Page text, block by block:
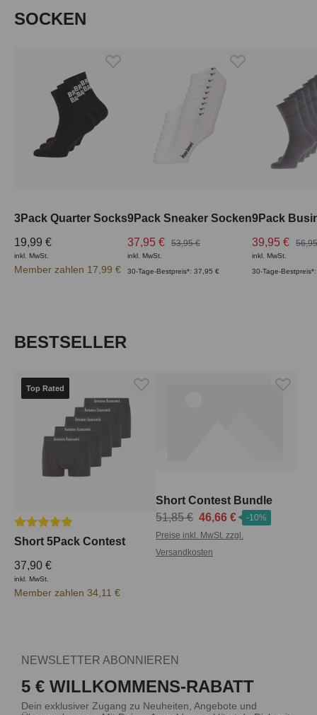
Produktgalerie überspringen
SOCKEN
3Pack Quarter Socks
19,99 €
inkl. MwSt.
Member zahlen 17,99 €
9Pack Sneaker Socken
37,95 €
53,95 €
inkl. MwSt.
30-Tage-Bestpreis*: 37,95 €
9Pack
39,95 €
inkl. MwSt.
30-Tage-
Produktgalerie überspringen
BESTSELLER
Top Rated
Durchschnittliche Bewertung von 5 von 5 Sternen
Short 5Pack Contest
37,90 €
inkl. MwSt.
Member zahlen 34,11 €
Short Contest Bundle
51,85 € 46,66 €
-10%
Preise inkl. MwSt. zzgl.
Versandkosten
NEWSLETTER ABONNIEREN
5 € WILLKOMMENS-RABATT
Dein exklusiver Zugang zu Neuheiten, Angebote und